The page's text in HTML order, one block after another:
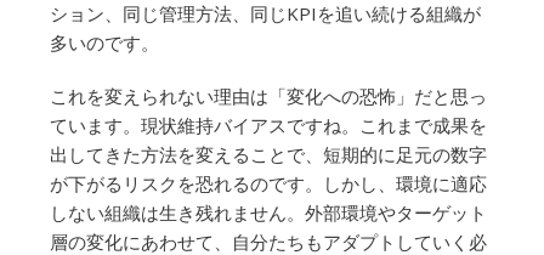
ション、同じ管理方法、同じKPIを追い続ける組織が
多いのです。
これを変えられない理由は「変化への恐怖」だと思っ
ています。現状維持バイアスですね。これまで成果を
出してきた方法を変えることで、短期的に足元の数字
が下がるリスクを恐れるのです。しかし、環境に適応
しない組織は生き残れません。外部環境やターゲット
層の変化にあわせて、自分たちもアダプトしていく必